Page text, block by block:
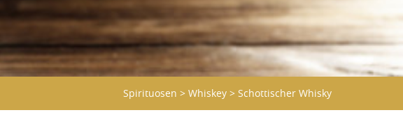
Spirituosen > Whiskey > Schottischer Whisky